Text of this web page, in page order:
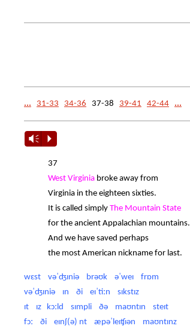
... 31-33 34-36 37-38 39-41 42-44 ...
Vm P
37
West Virginia broke away from
Virginia in the eighteen sixties.
It is called simply The Mountain State
for the ancient Appalachian mountains.
And we have saved perhaps
the most American nickname for last.
wɛst vəˈʤɪniə brəʊk əˈweɪ frɒm
vəˈʤɪniə ɪn ði eɪˈtiːn sɪkstɪz
ɪt ɪz kɔːld sɪmpli ðə maʊntɪn steɪt
fɔː ði eɪnʃ(ə) nt æpəˈleɪʧɪən maʊntɪnz